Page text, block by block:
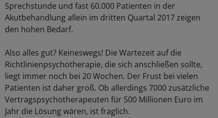
Sprechstunde und fast 60.000 Patienten in der
Akutbehandlung allein im dritten Quartal 2017 zeigen
den hohen Bedarf.
Also alles gut? Keineswegs! Die Wartezeit auf die
Richtlinienpsychotherapie, die sich anschließen sollte,
liegt immer noch bei 20 Wochen. Der Frust bei vielen
Patienten ist daher groß. Ob allerdings 7000 zusätzliche
Vertragspsychotherapeuten für 500 Millionen Euro im
Jahr die Lösung wären, ist fraglich.